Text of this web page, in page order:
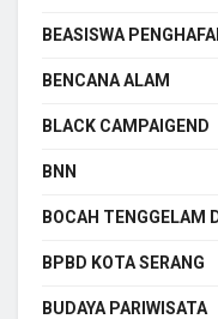
BEASISWA
BENCANA ALAM
BLACK CAMPAIGEND
BNN
BOCAH TENGGELAM
BPBD KOTA SERANG
BUDAYA PARIWISATA